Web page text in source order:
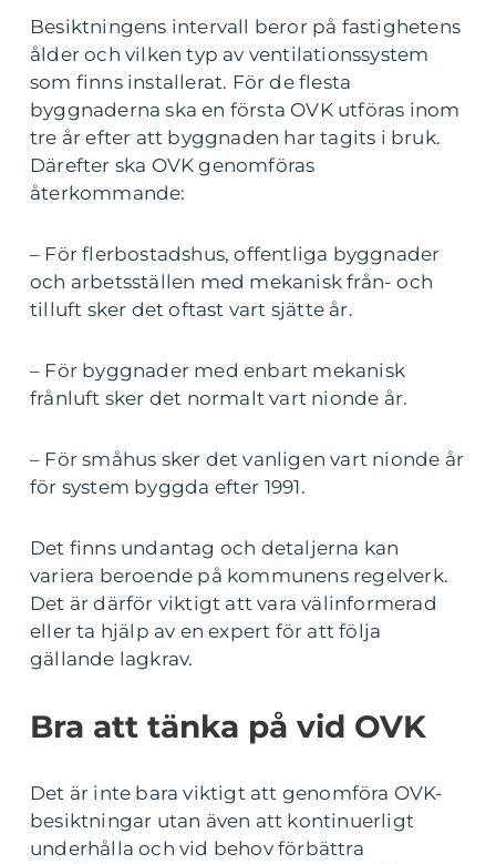
Besiktningens intervall beror på fastighetens
ålder och vilken typ av ventilationssystem
som finns installerat. För de flesta
byggnaderna ska en första OVK utföras inom
tre år efter att byggnaden har tagits i bruk.
Därefter ska OVK genomföras
återkommande:
– För flerbostadshus, offentliga byggnader
och arbetsställen med mekanisk från- och
tilluft sker det oftast vart sjätte år.
– För byggnader med enbart mekanisk
frånluft sker det normalt vart nionde år.
– För småhus sker det vanligen vart nionde år
för system byggda efter 1991.
Det finns undantag och detaljerna kan
variera beroende på kommunens regelverk.
Det är därför viktigt att vara välinformerad
eller ta hjälp av en expert för att följa
gällande lagkrav.
Bra att tänka på vid OVK
Det är inte bara viktigt att genomföra OVK-
besiktningar utan även att kontinuerligt
underhålla och vid behov förbättra